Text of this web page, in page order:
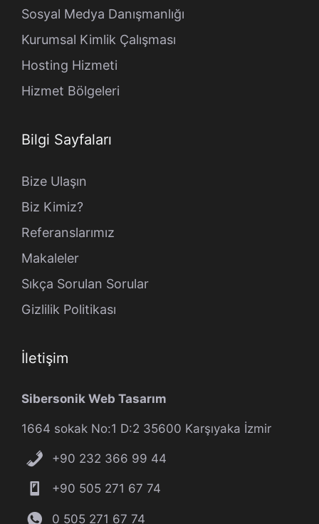
Sosyal Medya Danışmanlığı
Kurumsal Kimlik Çalışması
Hosting Hizmeti
Hizmet Bölgeleri
Bilgi Sayfaları
Bize Ulaşın
Biz Kimiz?
Referanslarımız
Makaleler
Sıkça Sorulan Sorular
Gizlilik Politikası
İletişim
Sibersonik Web Tasarım
1664 sokak No:1 D:2 35600 Karşıyaka İzmir
+90 232 366 99 44
+90 505 271 67 74
0 505 271 67 74